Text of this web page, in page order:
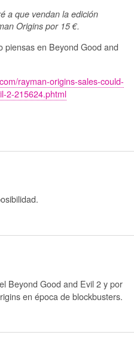
a que vendan la edición
Origins por 15 €.
piensas en Beyond Good and
rayman-origins-sales-could-
2-215624.phtml
Beyond Good and Evil 2 y por
en época de blockbusters.